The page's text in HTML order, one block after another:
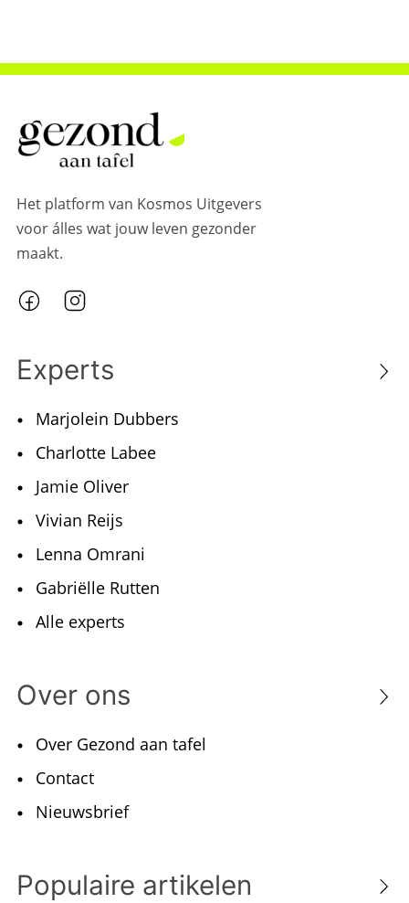
Het platform van Kosmos Uitgevers
voor álles wat jouw leven gezonder
maakt.
Experts
Marjolein Dubbers
Charlotte Labee
Jamie Oliver
Vivian Reijs
Lenna Omrani
Gabriëlle Rutten
Alle experts
Over ons
Over Gezond aan tafel
Contact
Nieuwsbrief
Populaire artikelen